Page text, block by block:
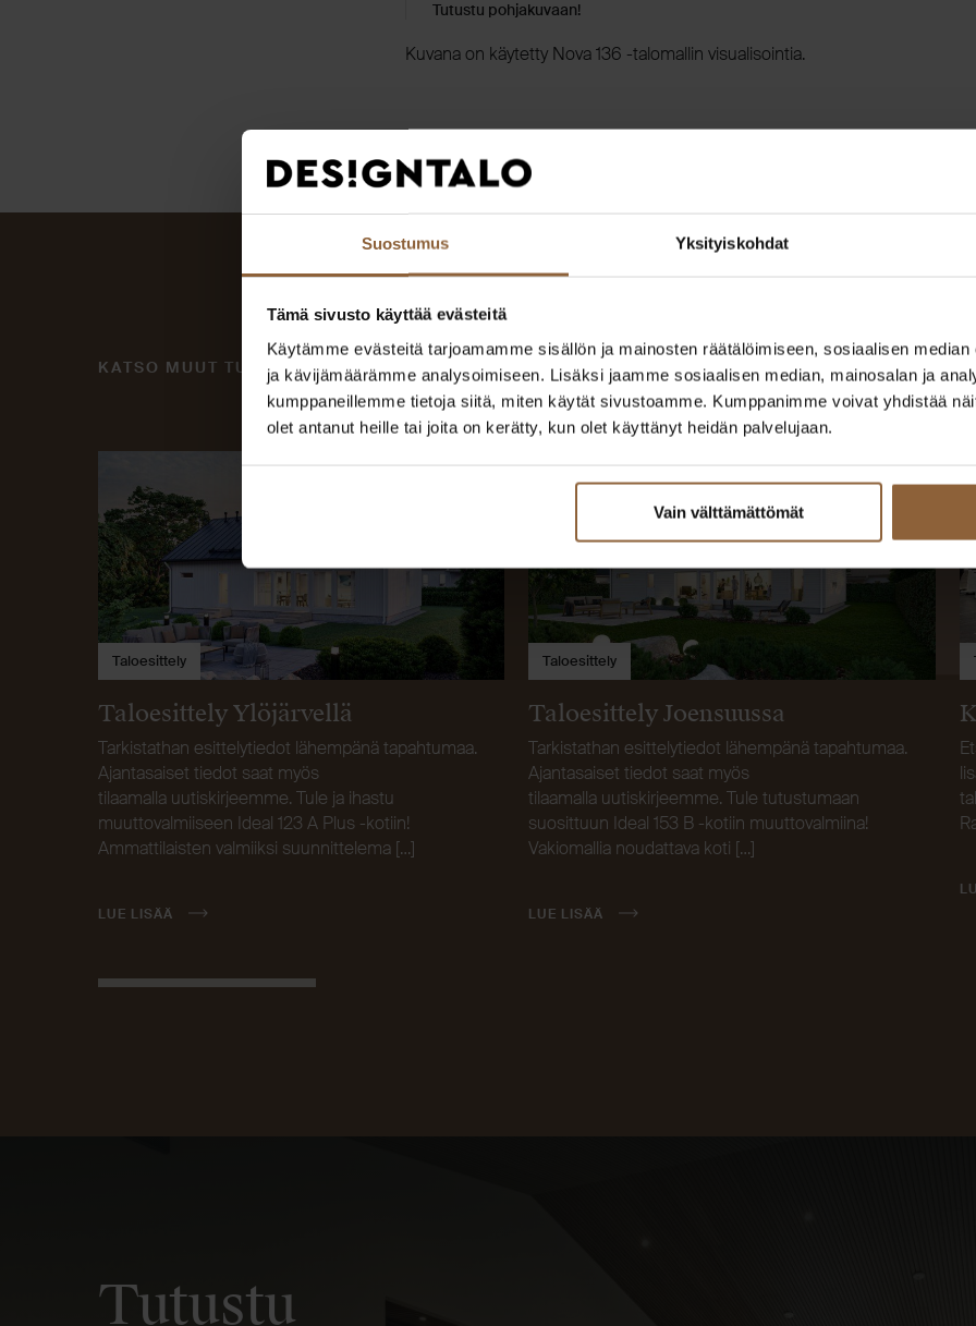
Suostumus Yksityiskohdat
Tämä sivusto käyttää evästeitä
Käytämme evästeitä tarjoamamme sisällön ja mainosten räätälöimiseen, sosiaalisen
ja kävijämäärämme analysoimiseen. Lisäksi jaamme sosiaalisen median, mainosalan ja
kumppaneillemme tietoja siitä, miten käytät sivustoamme. Kumppanimme voivat yhdistää
olet antanut heille tai joita on kerätty, kun olet käyttänyt heidän palvelujaan.
Vain välttämättömät
Tutustu pohjakuvaan!
Kuvana on käytetty Nova 136 -talomallin visualisointia.
KATSO MUUT TULEVAT TALOESITTELYT
Taloesittely
Taloesittely Ylöjärvellä
Tarkistathan esittelytiedot lähempänä tapahtumaa.
Ajantasaiset tiedot saat myös
tilaamalla uutiskirjeemme. Tule ja ihastu
muuttovalmiiseen Ideal 123 A Plus -kotiin!
Ammattilaisten valmiiksi suunnittelema […]
LUE LISÄÄ
Taloesittely
Taloesittely Joensuussa
Tarkistathan esittelytiedot lähempänä tapahtumaa.
Ajantasaiset tiedot saat myös
tilaamalla uutiskirjeemme. Tule tutustumaan
suosittuun Ideal 153 B -kotiin muuttovalmiina!
Vakiomallia noudattava koti […]
LUE LISÄÄ
Tutustu